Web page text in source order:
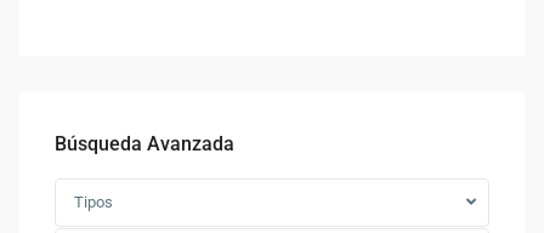
Búsqueda Avanzada
Tipos